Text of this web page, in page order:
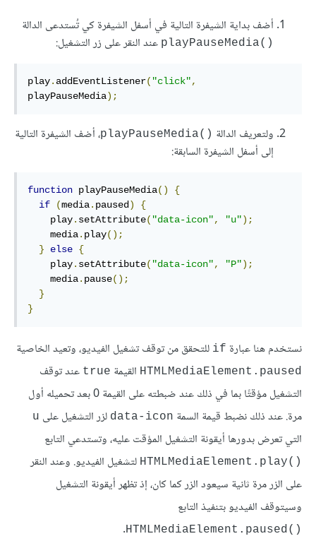
أضف بداية الشيفرة التالية في أسفل الشيفرة كي تُستدعى الدالة
()playPauseMedia عند النقر على زر التشغيل:
play. addEventListener( "click",
playPauseMedia);
ولتعريف الدالة ()playPauseMedia
، أضف الشيفرة التالية
إلى أسفل الشيفرة السابقة:
function playPauseMedia()
{
if
(media. paused )
{
    play
. setAttribute( "data-icon", "u");
    media
. play();
}
else {
    play
. setAttribute( "data-icon", "P");
    media
. pause();
}
}
نستخدم هنا عبارة if للتحقق من توقف تشغيل الفيديو، وتعيد الخاصية
HTMLMediaElement.paused القيمة true عند توقف
التشغيل مؤقتًا بما في ذلك عند ضبطته على القيمة 0 بعد تحميله أول
مرة. عند ذلك نضبط قيمة السمة data-icon لزر التشغيل على u
التي تعرض بدورها أيقونة التشغيل المؤقت عليه، وتستدعي التابع
()HTMLMediaElement.play
لتشغيل الفيديو. وعند النقر
على الزر مرة ثانية سيعود الزر كما كان، إذ تظهر أيقونة التشغيل
وسيتوقف الفيديو بتنفيذ التابع
()HTMLMediaElement.paused
.